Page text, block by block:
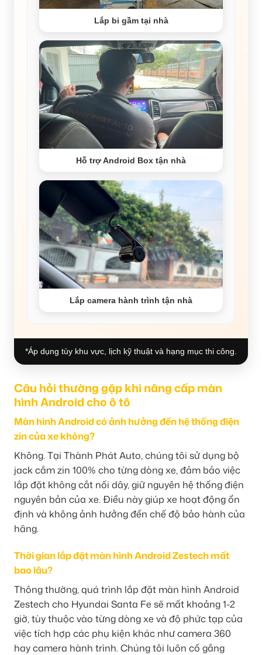
Lắp bi gầm tại nhà
Hỗ trợ Android Box tận nhà
Lắp camera hành trình tận nhà
*Áp dụng tùy khu vực, lịch kỹ thuật và hạng mục thi công.
Câu hỏi thường gặp khi nâng cấp màn
hình Android cho ô tô
Màn hình Android có ảnh hưởng đến hệ thống điện
zin của xe không?
Không. Tại Thành Phát Auto, chúng tôi sử dụng bộ
jack cắm zin 100% cho từng dòng xe, đảm bảo việc
lắp đặt không cắt nối dây, giữ nguyên hệ thống điện
nguyên bản của xe. Điều này giúp xe hoạt động ổn
định và không ảnh hưởng đến chế độ bảo hành của
hãng.
Thời gian lắp đặt màn hình Android Zestech mất
bao lâu?
Thông thường, quá trình lắp đặt màn hình Android
Zestech cho Hyundai Santa Fe sẽ mất khoảng 1-2
giờ, tùy thuộc vào từng dòng xe và độ phức tạp của
việc tích hợp các phụ kiện khác như camera 360
hay camera hành trình. Chúng tôi luôn cố gắng